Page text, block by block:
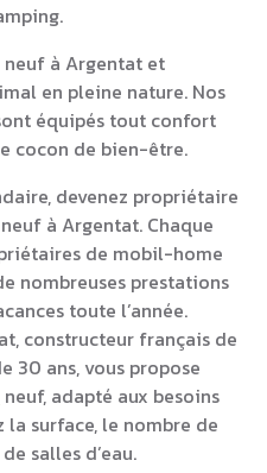
à Argentat et
en pleine nature. Nos
équipés tout confort
cocon de bien-être.
devenez propriétaire
à Argentat. Chaque
de mobil-home
nombreuses prestations
toute l’année.
constructeur français de
30 ans, vous propose
neuf, adapté aux besoins
surface, le nombre de
salles d’eau.